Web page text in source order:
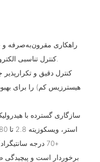
کنترل تناسبی الکترونیکی را از یک منبع واحد ادغام می‌کند.
هیسترزیس کم) را برای
+70 درجه
برخوردار است و